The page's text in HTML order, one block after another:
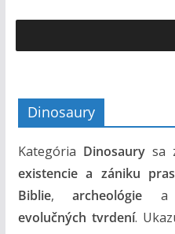
Dinosaury
Kategória Dinosaurysa
existencie a zániku
Biblie,archeológie
evolučných tvrdení.